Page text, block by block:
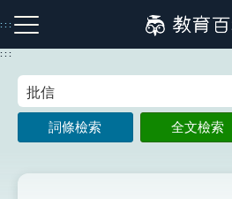
到
主
:::
注音索引圖示 筆畫索引圖示
:::
詞條檢索 全文檢索